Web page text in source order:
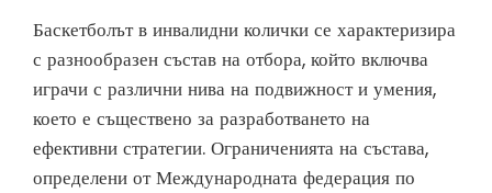
Баскетболът в инвалидни колички се характеризира
с разнообразен състав на отбора, който включва
играчи с различни нива на подвижност и умения,
което е съществено за разработването на
ефективни стратегии. Ограниченията на състава,
определени от Международната федерация по